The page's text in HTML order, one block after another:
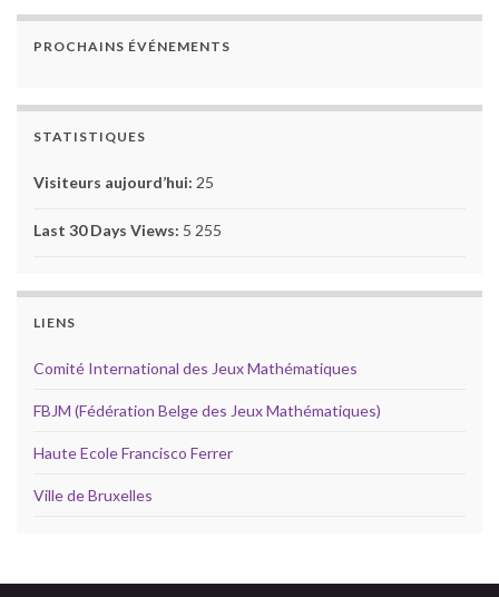
PROCHAINS ÉVÉNEMENTS
STATISTIQUES
Visiteurs aujourd’hui: 25
Last 30 Days Views: 5 255
LIENS
Comité International des Jeux Mathématiques
FBJM (Fédération Belge des Jeux Mathématiques)
Haute Ecole Francisco Ferrer
Ville de Bruxelles